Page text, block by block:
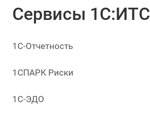
Сервисы 1С:ИТС
1С-Отчетность
1СПАРК Риски
1С-ЭДО